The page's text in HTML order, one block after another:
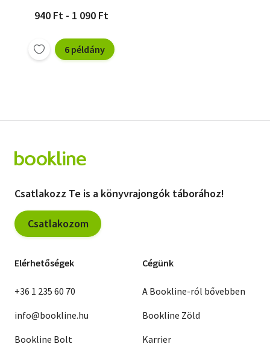
940 Ft - 1 090 Ft
6 példány
Csatlakozz Te is a könyvrajongók táborához!
Csatlakozom
Elérhetőségek
+36 1 235 60 70
info@bookline.hu
Bookline Bolt
Cégünk
A Bookline-ról bővebben
Bookline Zöld
Karrier